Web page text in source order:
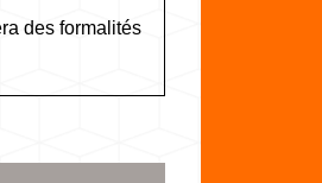
des formalités